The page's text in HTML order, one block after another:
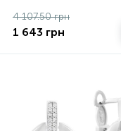
4 107.50 грн
1 643 грн